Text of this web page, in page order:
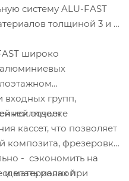
систему ALU-FAST
толщиной 3 и 4
широко
входных групп,
отделке
исключает
кассет, что позволяет
композита, фрезеровку
- сэкономить на
и материалах при
ровной